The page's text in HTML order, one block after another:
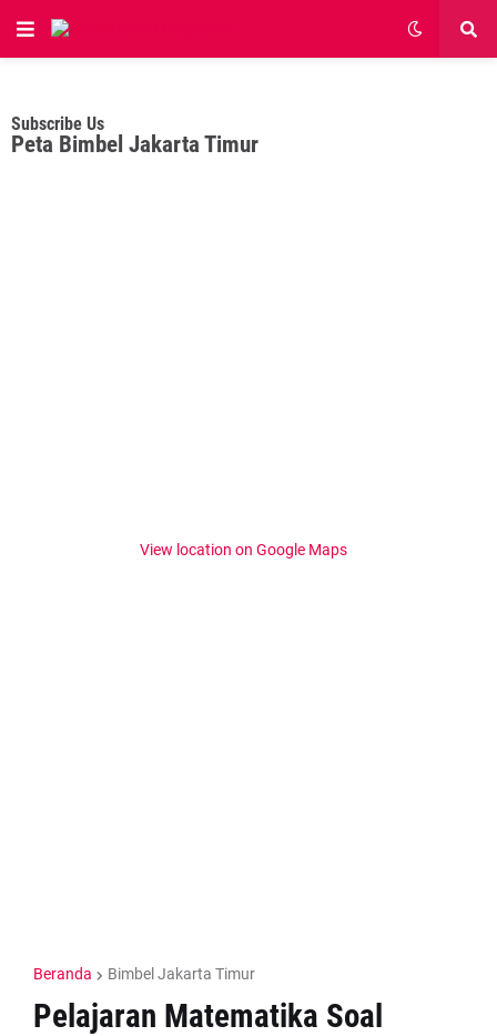
Subscribe Us
Peta Bimbel Jakarta Timur
View location on Google Maps
Beranda Bimbel Jakarta Timur
Pelajaran Matematika Soal